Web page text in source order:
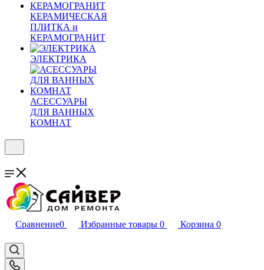
КЕРАМИЧЕСКАЯ
ПЛИТКА и
КЕРАМОГРАНИТ
ЭЛЕКТРИКА
АСЕССУАРЫ
ДЛЯ ВАННЫХ
КОМНАТ
Сравнение0 Избранные товары 0 Корзина 0